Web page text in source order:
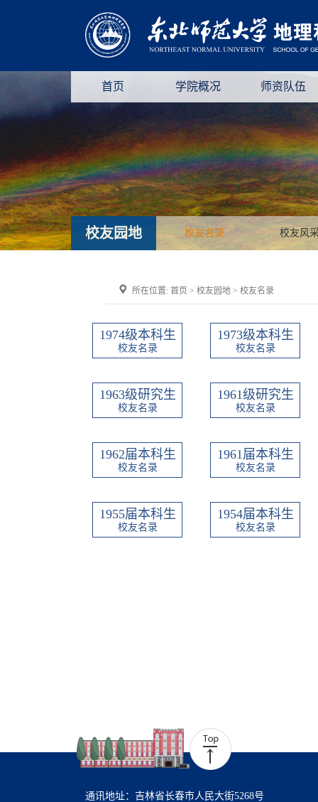
首页 学院概况 师资队伍
校友园地 校友名录 校友风
所在位置: 首页 > 校友园地 > 校友名录
1974级本科生
校友名录
1973级本科生
校友名录
1963级研究生
校友名录
1961级研究生
校友名录
1962届本科生
校友名录
1961届本科生
校友名录
1955届本科生
校友名录
1954届本科生
校友名录
通讯地址：吉林省长春市人民大街5268号